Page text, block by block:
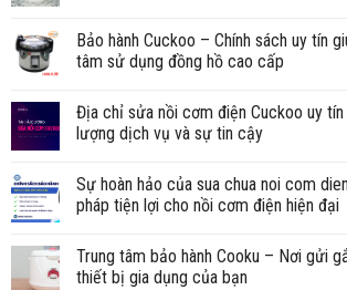
Bảo hành Cuckoo – Chính sách uy tín
tâm sử dụng đồng hồ cao cấp
Địa chỉ sửa nồi cơm điện Cuckoo uy
lượng dịch vụ và sự tin cậy
Sự hoàn hảo của sua chua noi com
pháp tiện lợi cho nồi cơm điện hiện đại
Trung tâm bảo hành Cooku – Nơi gửi
thiết bị gia dụng của bạn